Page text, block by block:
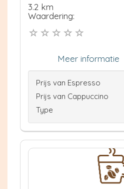
3.2 km
Waardering:
Meer informatie
Prijs van Espresso
Prijs van Cappuccino
Type